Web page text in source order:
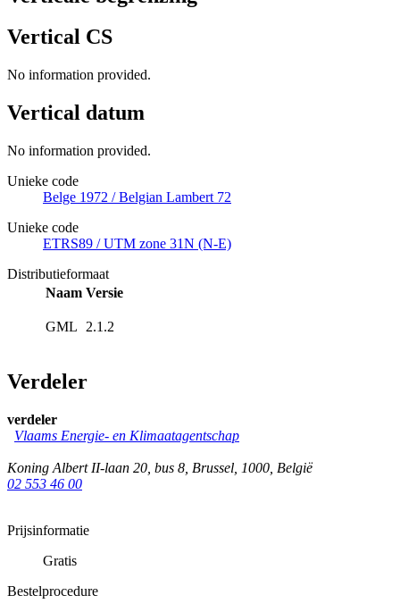
Vertical CS
No information provided.
Vertical datum
No information provided.
Unieke code
Belge 1972 / Belgian Lambert 72
Unieke code
ETRS89 / UTM zone 31N (N-E)
Distributieformaat
Naam Versie
GML 2.1.2
Verdeler
verdeler
Vlaams Energie- en Klimaatagentschap
Koning Albert II-laan 20, bus 8 Brussel 1000 België
02 553 46 00
Prijsinformatie
Gratis
Bestelprocedure